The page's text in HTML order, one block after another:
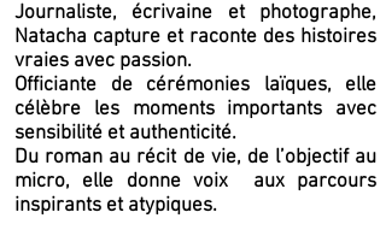
Journaliste, écrivaine et photographe,
Natacha capture et raconte des histoires
vraies avec passion.
Officiante de cérémonies laïques, elle
célèbre les moments importants avec
sensibilité et authenticité.
Du roman au récit de vie, de l’objectif au
micro, elle donne voix aux parcours
inspirants et atypiques.